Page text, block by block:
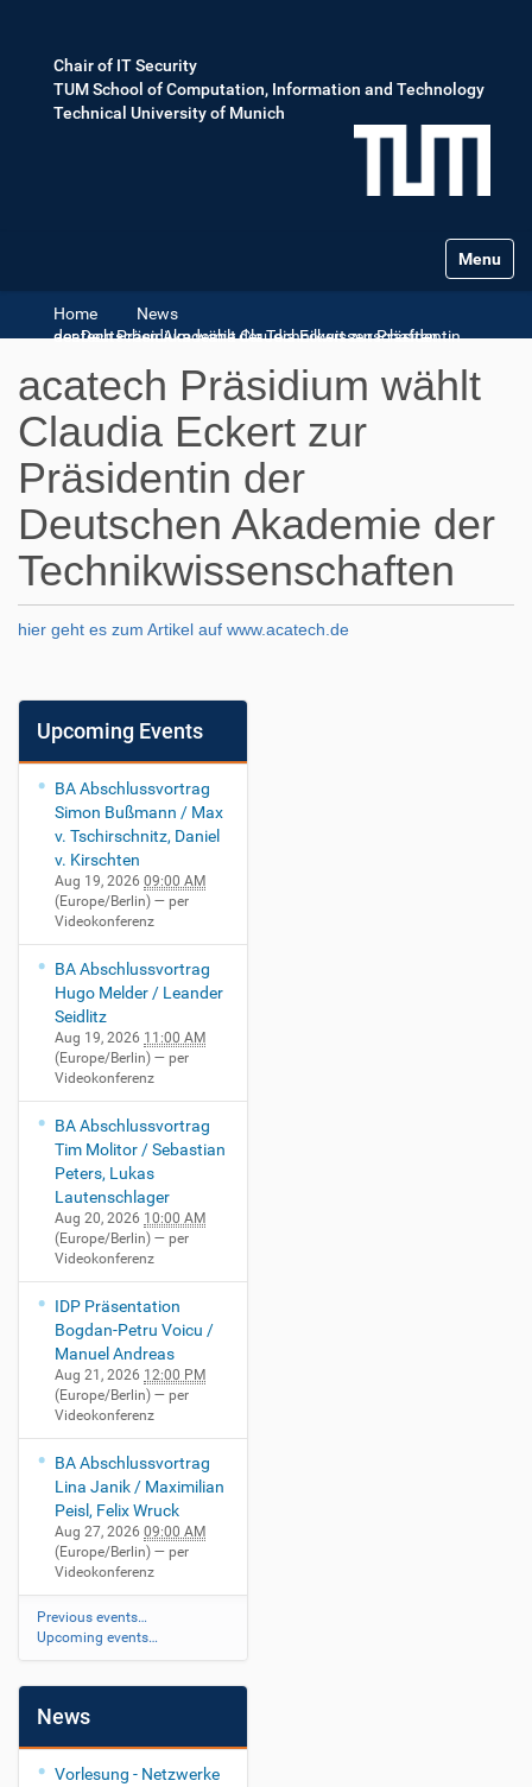
Chair of IT Security
TUM School of Computation, Information and Technology
Technical University of Munich
Toggle
Home
News
acatech Präsidium wählt Claudia Eckert zur Präsidentin der Deutschen Akademie der Technikwissenschaften
acatech Präsidium wählt
Claudia Eckert zur
Präsidentin der
Deutschen Akademie der
Technikwissenschaften
hier geht es zum Artikel auf www.acatech.de
Upcoming Events
BA Abschlussvortrag
Simon Bußmann / Max
v. Tschirschnitz, Daniel
v. Kirschten
Aug 19, 2026 09:00 AM
(Europe/Berlin) — per
Videokonferenz
BA Abschlussvortrag
Hugo Melder / Leander
Seidlitz
Aug 19, 2026 11:00 AM
(Europe/Berlin) — per
Videokonferenz
BA Abschlussvortrag
Tim Molitor / Sebastian
Peters, Lukas
Lautenschlager
Aug 20, 2026 10:00 AM
(Europe/Berlin) — per
Videokonferenz
IDP Präsentation
Bogdan-Petru Voicu /
Manuel Andreas
Aug 21, 2026 12:00 PM
(Europe/Berlin) — per
Videokonferenz
BA Abschlussvortrag
Lina Janik / Maximilian
Peisl, Felix Wruck
Aug 27, 2026 09:00 AM
(Europe/Berlin) — per
Videokonferenz
Previous events…
Upcoming events…
News
Vorlesung - Netzwerke